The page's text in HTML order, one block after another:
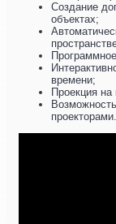
Создание
объектах;
времени;
Проекция
проекторами.